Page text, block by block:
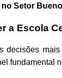
Setor
a Escola
decisões
fundamental